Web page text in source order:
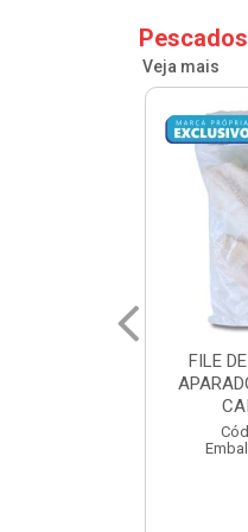
Veja mais